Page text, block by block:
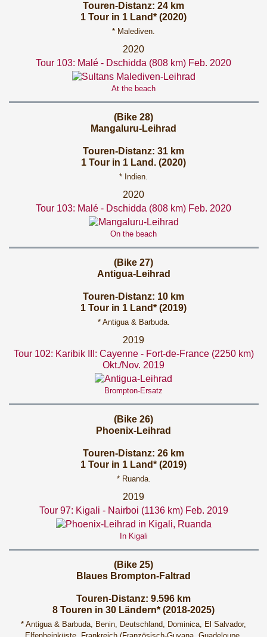
Touren-Distanz: 24 km
1 Tour in 1 Land* (2020)
* Malediven.
2020
Tour 103: Malé - Dschidda (808 km) Feb. 2020
At the beach
(Bike 28)
Mangaluru-Leihrad
Touren-Distanz: 31 km
1 Tour in 1 Land. (2020)
* Indien.
2020
Tour 103: Malé - Dschidda (808 km) Feb. 2020
On the beach
(Bike 27)
Antigua-Leihrad
Touren-Distanz: 10 km
1 Tour in 1 Land* (2019)
* Antigua & Barbuda.
2019
Tour 102: Karibik III: Cayenne - Fort-de-France (2250 km)
Okt./Nov. 2019
Brompton-Ersatz
(Bike 26)
Phoenix-Leihrad
Touren-Distanz: 26 km
1 Tour in 1 Land* (2019)
* Ruanda.
2019
Tour 97: Kigali - Nairboi (1136 km) Feb. 2019
In Kigali
(Bike 25)
Blaues Brompton-Faltrad
Touren-Distanz: 9.596 km
8 Touren in 30 Ländern* (2018-2025)
* Antigua & Barbuda, Benin, Deutschland, Dominica, El Salvador,